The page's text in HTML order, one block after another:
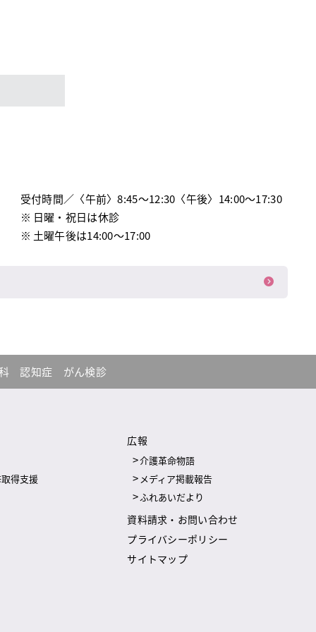
受付時間／ 〈午前〉8:45〜12:30〈午後〉14:00〜17:30
日曜・祝日は休診
土曜午後は14:00～17:00
科認知症 がん検診
得支援
広報
介護革命物語
メディア掲載報告
ふれあいだより
資料請求・お問い合わせ
プライバシーポリシー
サイトマップ